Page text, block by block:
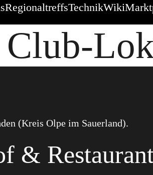
RegionaltreffsTechnikWiki
Club-
(Kreis Olpe im Sauerland).
&